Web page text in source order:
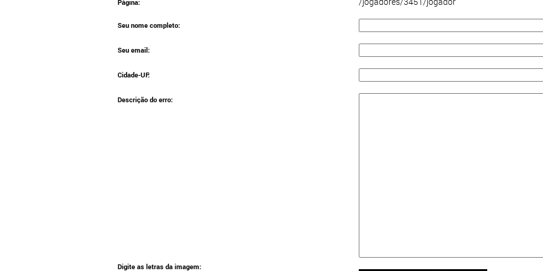
Página:
Seu nome completo:
Seu email:
Cidade-UF:
Descrição do erro:
Digite as letras da imagem: